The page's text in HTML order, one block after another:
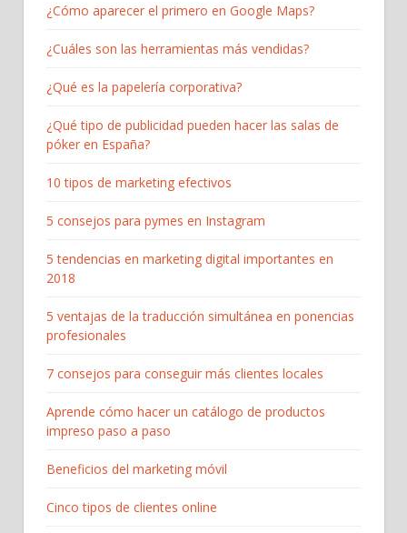
¿Cómo aparecer el primero en Google Maps?
¿Cuáles son las herramientas más vendidas?
¿Qué es la papelería corporativa?
¿Qué tipo de publicidad pueden hacer las salas de
póker en España?
10 tipos de marketing efectivos
5 consejos para pymes en Instagram
5 tendencias en marketing digital importantes en
2018
5 ventajas de la traducción simultánea en ponencias
profesionales
7 consejos para conseguir más clientes locales
Aprende cómo hacer un catálogo de productos
impreso paso a paso
Beneficios del marketing móvil
Cinco tipos de clientes online